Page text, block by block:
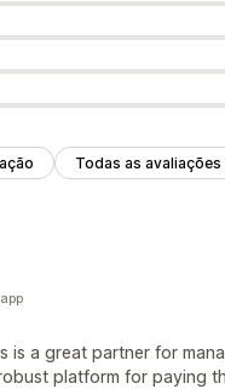
Todas as avaliações
is a great partner for
platform for paying